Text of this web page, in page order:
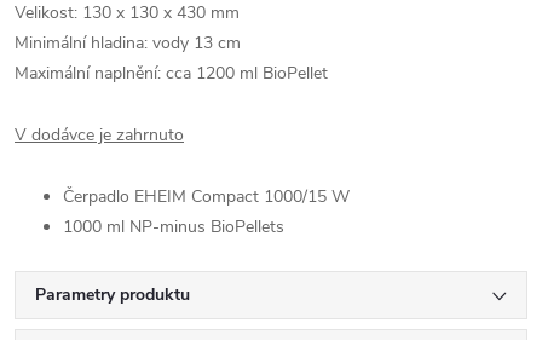
Velikost: 130 x 130 x 430 mm
Minimální hladina: vody 13 cm
Maximální naplnění: cca 1200 ml BioPellet
V dodávce je zahrnuto
Čerpadlo EHEIM Compact 1000/15 W
1000 ml NP-minus BioPellets
Parametry produktu